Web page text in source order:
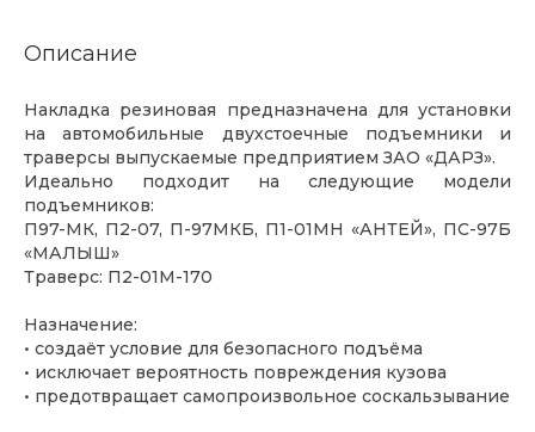
Описание
Накладка резиновая предназначена для установки
на автомобильные двухстоечные подъемники и
траверсы выпускаемые предприятием ЗАО «ДАРЗ».
Идеально подходит на следующие модели
подъемников:
П97-МК, П2-07, П-97МКБ, П1-01МН «АНТЕЙ», ПС-97Б
«МАЛЫШ»
Траверс: П2-01М-170
Назначение:
• создаёт условие для безопасного подъёма
• исключает вероятность повреждения кузова
• предотвращает самопроизвольное соскальзывание